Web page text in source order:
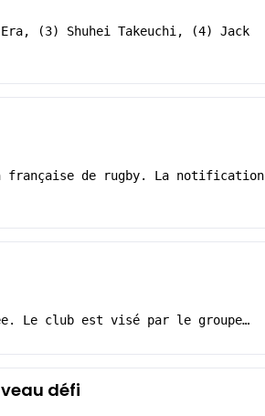
(3) Shuhei Takeuchi, (4) Jack
française de rugby. La notification
Le club est visé par le groupe…
défi